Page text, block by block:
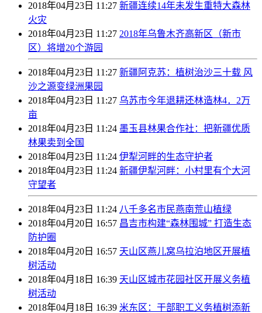
2018年04月23日 11:27 新疆连续14年未发生重特大森林
火灾
2018年04月23日 11:27 2018年乌鲁木齐高新区（新市
区）将增20个游园
2018年04月23日 11:27 新疆阿克苏：植树治沙三十载 风
沙之源变绿洲果园
2018年04月23日 11:27 乌苏市今年退耕还林造林4．2万
亩
2018年04月23日 11:24 墨玉县林果合作社：把新疆优质
林果卖到全国
2018年04月23日 11:24 伊犁河畔的生态守护者
2018年04月23日 11:24 新疆伊犁河畔：小村里有个大河
守望者
2018年04月23日 11:24 八千多名市民燕南荒山植绿
2018年04月20日 16:57 昌吉市构建“森林围城” 打造生态
防护圈
2018年04月20日 16:57 天山区燕儿窝乌拉泊地区开展植
树活动
2018年04月18日 16:39 天山区城市花园社区开展义务植
树活动
2018年04月18日 16:39 米东区：干部职工义务植树添新